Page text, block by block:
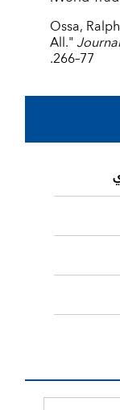
Ossa,
All."
266–77.